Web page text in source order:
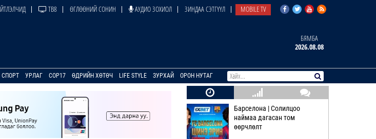
ТВ8 ӨГЛӨӨНИЙ СОНИН АУДИО ЗОХИОЛ ЗИНДАА СЭТГҮҮЛ MOBILE TV
БЯМБА
2026.08.08
СПОРТ УРЛАГ COP17 ӨДРИЙН ХӨТӨЧ LIFE STYLE ЗУРХАЙ ОРОН НУТАГ
Барселона | Солилцоо
наймаа дагасан том
өөрчлөлт